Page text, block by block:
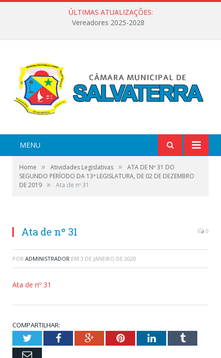
ÚLTIMAS ATUALIZAÇÕES:
Vereadores 2025-2028
MENU
Home » Atividades Legislativas »
ATA DE Nº 31 DO
SEGUNDO PERÍODO DA 13ª LEGISLATURA, DE 02 DE DEZEMBRO
DE 2019 » Ata de nº 31
Ata de nº 31 0
POR ADMINISTRADOR EM 3 DE JANEIRO DE 2020
Ata de nº 31
COMPARTILHAR:
TwitterFacebookGoogle+PinterestLinkedInTumblr
Email